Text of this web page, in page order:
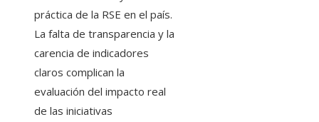
práctica de la RSE en el país.
La falta de transparencia y la
carencia de indicadores
claros complican la
evaluación del impacto real
de las iniciativas